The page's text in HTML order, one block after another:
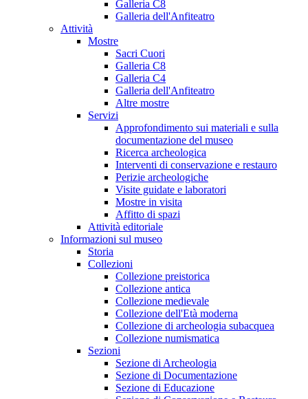
Galleria C8
Galleria dell'Anfiteatro
Attività
Mostre
Sacri Cuori
Galleria C8
Galleria C4
Galleria dell'Anfiteatro
Altre mostre
Servizi
Approfondimento sui materiali e sulla
documentazione del museo
Ricerca archeologica
Interventi di conservazione e restauro
Perizie archeologiche
Visite guidate e laboratori
Mostre in visita
Affitto di spazi
Attività editoriale
Informazioni sul museo
Storia
Collezioni
Collezione preistorica
Collezione antica
Collezione medievale
Collezione dell'Età moderna
Collezione di archeologia subacquea
Collezione numismatica
Sezioni
Sezione di Archeologia
Sezione di Documentazione
Sezione di Educazione